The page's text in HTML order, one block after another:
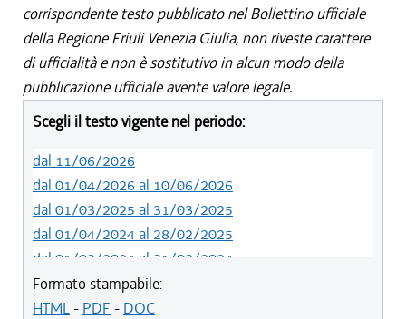
corrispondente testo pubblicato nel Bollettino ufficiale
della Regione Friuli Venezia Giulia, non riveste carattere
di ufficialità e non è sostitutivo in alcun modo della
pubblicazione ufficiale avente valore legale.
Scegli il testo vigente nel periodo:
dal 11/06/2026
dal 01/04/2026 al 10/06/2026
dal 01/03/2025 al 31/03/2025
dal 01/04/2024 al 28/02/2025
dal 01/03/2024 al 31/03/2024
dal 01/01/2024 al 29/02/2024
dal 03/09/2023 al 31/12/2023
Formato stampabile:
HTML- PDF - DOC